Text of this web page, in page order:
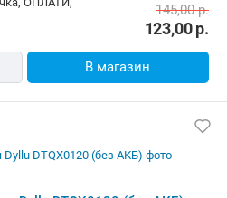
123,00р.
145,00р.
В магазин